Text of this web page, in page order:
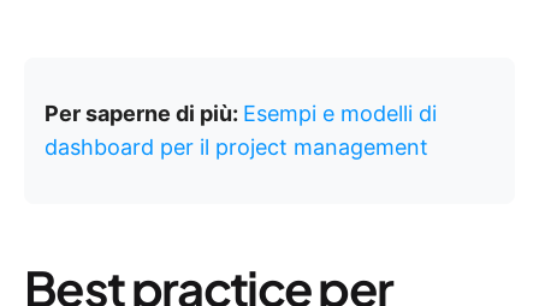
Per saperne di più: Esempi e modelli di
dashboard per il project management
Best practice per